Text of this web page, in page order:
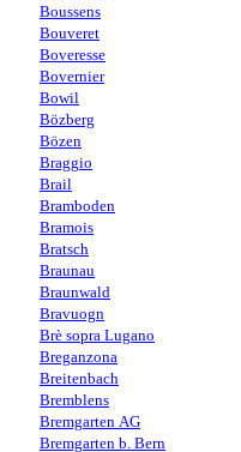
Boussens
Bouveret
Boveresse
Bovernier
Bowil
Bözberg
Bözen
Braggio
Brail
Bramboden
Bramois
Bratsch
Braunau
Braunwald
Bravuogn
Brè sopra Lugano
Breganzona
Breitenbach
Bremblens
Bremgarten AG
Bremgarten b. Bern